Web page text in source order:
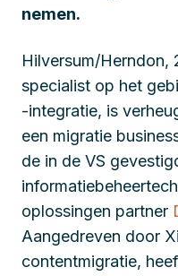
nemen.
Hilversum/Herndon,
specialist op het
-integratie, is
een migratie
de in de VS
oplossingen partner
Aangedreven door
contentmigratie,